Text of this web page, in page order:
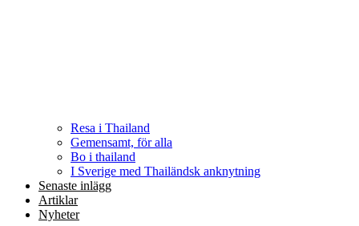
Resa i Thailand
Gemensamt, för alla
Bo i thailand
I Sverige med Thailändsk anknytning
Senaste inlägg
Artiklar
Nyheter